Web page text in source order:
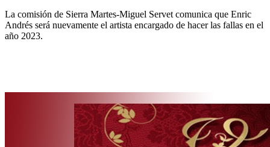
La comisión de Sierra Martes-Miguel Servet comunica que Enric
Andrés será nuevamente el artista encargado de hacer las fallas en el
año 2023.